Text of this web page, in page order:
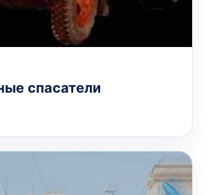
спасатели